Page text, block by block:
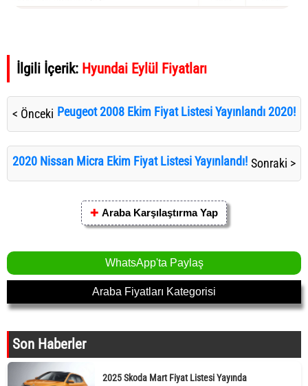
İlgili İçerik: Hyundai Eylül Fiyatları
< Önceki Peugeot 2008 Ekim Fiyat Listesi Yayınlandı 2020!
2020 Nissan Micra Ekim Fiyat Listesi Yayınlandı! Sonraki >
✚ Araba Karşılaştırma Yap
WhatsApp'ta Paylaş
Araba Fiyatları Kategorisi
Son Haberler
2025 Skoda Mart Fiyat Listesi Yayında